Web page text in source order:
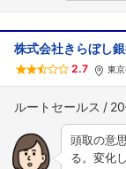
株式会社きらぼし
2.7 東
ルートセールス
頭取の意
る。変化